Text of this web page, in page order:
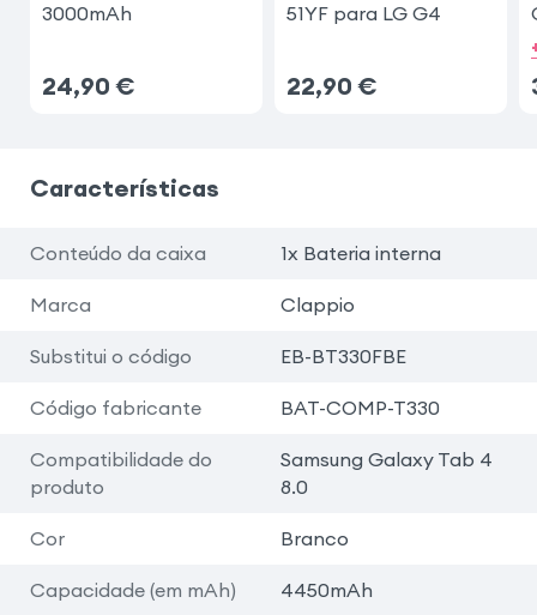
3000mAh
24,90 €
51YF para LG G4
22,90 €
Características
Conteúdo da caixa 1x Bateria interna
Marca Clappio
Substitui o código EB-BT330FBE
Código fabricante BAT-COMP-T330
Compatibilidade do
produto
Samsung Galaxy Tab 4
8.0
Cor Branco
Capacidade (em mAh) 4450mAh